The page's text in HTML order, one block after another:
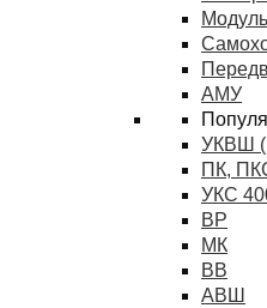
АМУ
УКВШ
ПК,
УКС
ВР
МК
ВВ
АВШ